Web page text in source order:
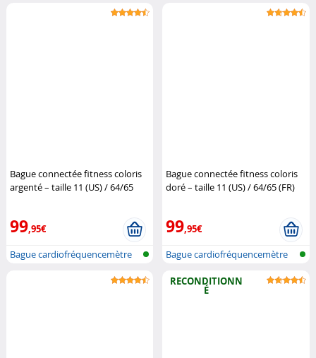
Bague connectée fitness coloris
argenté – taille 11 (US) / 64/65
99,95€
Bague cardiofréquencemètre
Bague connectée fitness coloris
doré – taille 11 (US) / 64/65 (FR)
99,95€
Bague cardiofréquencemètre
RECONDITIONN
É